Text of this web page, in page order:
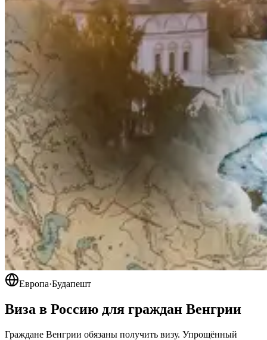
Европа·Будапешт
Виза в Россию для граждан Венгрии
Граждане Венгрии обязаны получить визу. Упрощённый